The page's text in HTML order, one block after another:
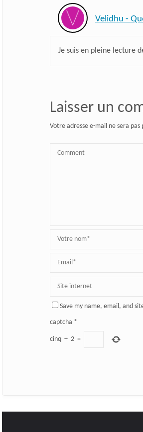
Velidhu -
Je suis en pleine lecture
Laisser un
Votre adresse e-mail ne sera pas
Save my name, email, and
captcha *
cinq + 2 =